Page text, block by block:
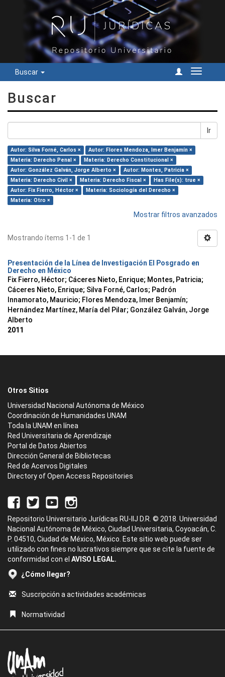
Buscar
Cambiar
Buscar
Ir
Autor: Silva Forné, Carlos ×
Autor: Flores Mendoza, Imer Benjamín ×
Materia: Derecho Penal ×
Materia: Derecho Constitucional ×
Autor: González Galván, Jorge Alberto ×
Autor: Montes, Patricia ×
Materia: Derecho Civil ×
Materia: Derecho Fiscal ×
Has File(s): true ×
Autor: Fix Fierro, Héctor ×
Materia: Sociología del Derecho ×
Materia: Otro ×
Mostrar filtros avanzados
Mostrando ítems 1-1 de 1
Presentación de la Línea de Investigación El Posgrado en
Derecho en México
Fix Fierro, Héctor; Cáceres Nieto, Enrique; Montes, Patricia;
Cáceres Nieto, Enrique; Silva Forné, Carlos; Padrón
Innamorato, Mauricio; Flores Mendoza, Imer Benjamín;
Hernández Martínez, María del Pilar; González Galván, Jorge
Alberto
2011
Otros Sitios
Universidad Nacional Autónoma de México
Coordinación de Humanidades UNAM
Toda la UNAM en línea
Red Universitaria de Aprendizaje
Portal de Datos Abiertos
Dirección General de Bibliotecas
Red de Acervos Digitales
Directory of Open Access Repositories
Repositorio Universitario Jurídicas RU-IIJ D.R. © 2018. Universidad
Nacional Autónoma de México, Ciudad Universitaria, Coyoacán, C.
P. 04510, Ciudad de México, México. Este sitio web puede ser
utilizado con fines no lucrativos siempre que se cite la fuente de
conformidad con el AVISO LEGAL.
¿Cómo llegar?
Suscripción a actividades académicas
Normatividad